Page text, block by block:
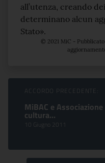
all’utenza, creando
determinano alcun
Stato».
© 2021 MiC -
Sfoglia
ACCORDO PRECEDENTE:
MiBAC e
cultura...
10 Giugno 2011